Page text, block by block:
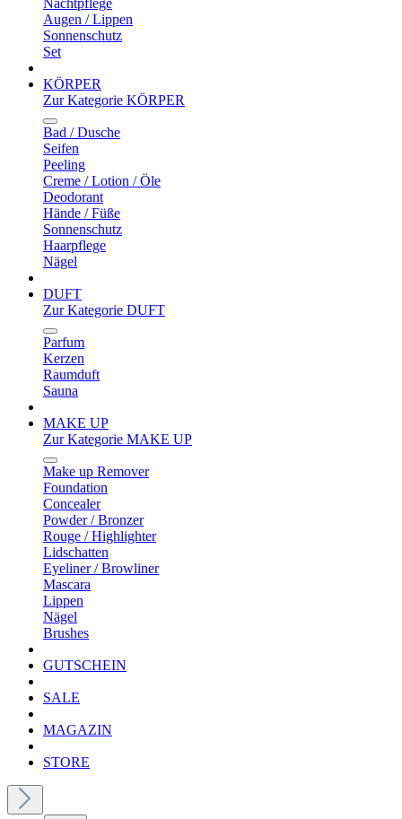
Nachtpflege
Augen / Lippen
Sonnenschutz
Set
KÖRPER
Zur Kategorie KÖRPER
Bad / Dusche
Seifen
Peeling
Creme / Lotion / Öle
Deodorant
Hände / Füße
Sonnenschutz
Haarpflege
Nägel
DUFT
Zur Kategorie DUFT
Parfum
Kerzen
Raumduft
Sauna
MAKE UP
Zur Kategorie MAKE UP
Make up Remover
Foundation
Concealer
Powder / Bronzer
Rouge / Highlighter
Lidschatten
Eyeliner / Browliner
Mascara
Lippen
Nägel
Brushes
GUTSCHEIN
SALE
MAGAZIN
STORE